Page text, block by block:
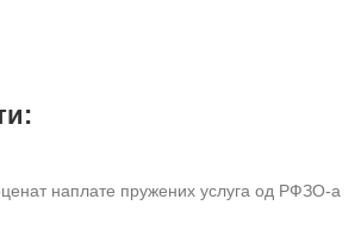
наплате пружених услуга од РФЗО-а